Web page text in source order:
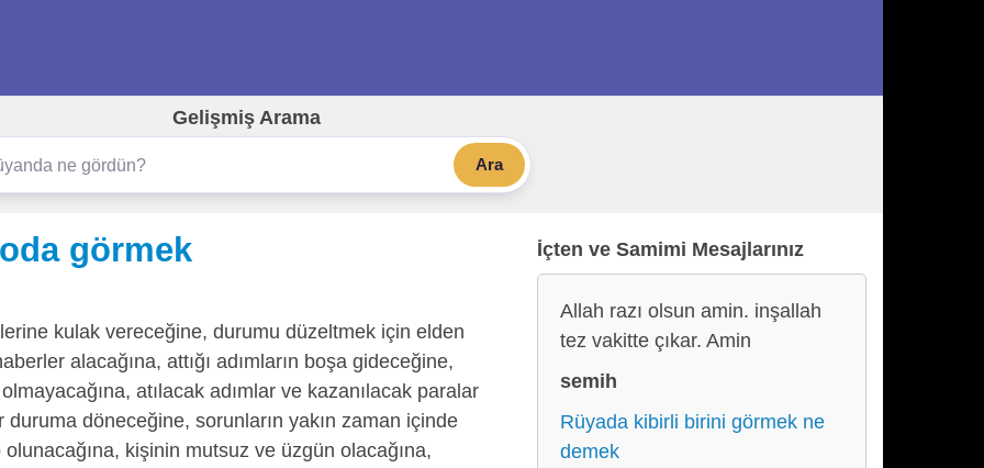
Gelişmiş Arama
Ara
görmek
kulak vereceğine, durumu düzeltmek için elden
alacağına, attığı adımların boşa gideceğine,
atılacak adımlar ve kazanılacak paralar
döneceğine, sorunların yakın zaman içinde
kişinin mutsuz ve üzgün olacağına,
İçten ve Samimi Mesajlarınız
Allah razı olsun amin. inşallah
tez vakitte çıkar. Amin
semih
Rüyada kibirli birini görmek ne
demek